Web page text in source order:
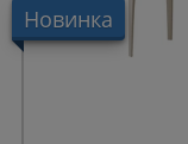
Новинка